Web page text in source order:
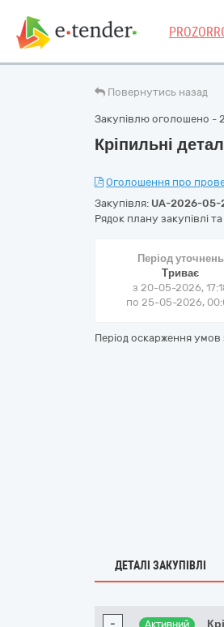
Повернутись назад
Закупівлю оголошено -
Кріпильні
Оголошення про
Закупівля: UA-2026-05-
Рядок плану закупівлі
Період уточнень
Триває
з 20-05-2026,
по 25-05-2026,
Період оскарження умов
ДЕТАЛІ ЗАКУПІВЛІ
- Активний